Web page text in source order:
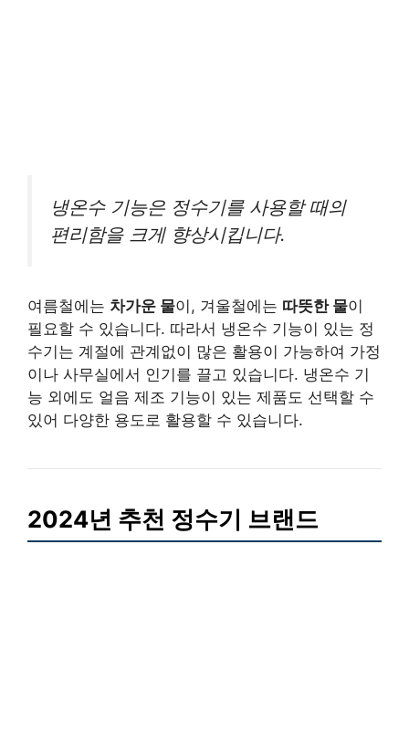
냉온수 기능은 정수기를 사용할 때의
편리함을 크게 향상시킵니다.
여름철에는 차가운 물이, 겨울철에는 따뜻한 물이
필요할 수 있습니다. 따라서 냉온수 기능이 있는 정
수기는 계절에 관계없이 많은 활용이 가능하여 가정
이나 사무실에서 인기를 끌고 있습니다. 냉온수 기
능 외에도 얼음 제조 기능이 있는 제품도 선택할 수
있어 다양한 용도로 활용할 수 있습니다.
2024년 추천 정수기 브랜드